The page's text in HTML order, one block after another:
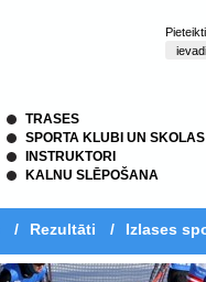
TRASES
SPORTA KLUBI UN SKOLAS
INSTRUKTORI
KALNU SLĒPOŠANA
/ Rezultāti / Izlases